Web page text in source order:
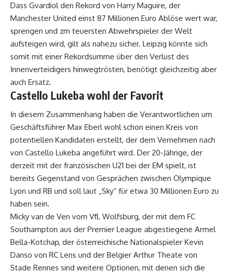
Dass Gvardiol den Rekord von Harry Maguire, der
Manchester United einst 87 Millionen Euro Ablöse wert war,
sprengen und zm teuersten Abwehrspieler der Welt
aufsteigen wird, gilt als nahezu sicher. Leipzig könnte sich
somit mit einer Rekordsumme über den Verlust des
Innenverteidigers hinwegtrösten, benötigt gleichzeitig aber
auch Ersatz.
Castello Lukeba wohl der Favorit
In diesem Zusammenhang haben die Verantwortlichen um
Geschäftsführer Max Eberl wohl schon einen Kreis von
potentiellen Kandidaten erstellt, der dem Vernehmen nach
von Castello Lukeba angeführt wird. Der 20-Jährige, der
derzeit mit der französischen U21 bei der EM spielt, ist
bereits Gegenstand von Gesprächen zwischen Olympique
Lyon und RB und soll laut „Sky“ für etwa 30 Millionen Euro zu
haben sein.
Micky van de Ven vom VfL Wolfsburg, der mit dem FC
Southampton aus der Premier League abgestiegene Armel
Bella-Kotchap, der österreichische Nationalspieler Kevin
Danso von RC Lens und der Belgier Arthur Theate von
Stade Rennes sind weitere Optionen, mit denen sich die